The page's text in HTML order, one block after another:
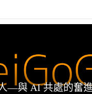
—與 AI 共處的奮